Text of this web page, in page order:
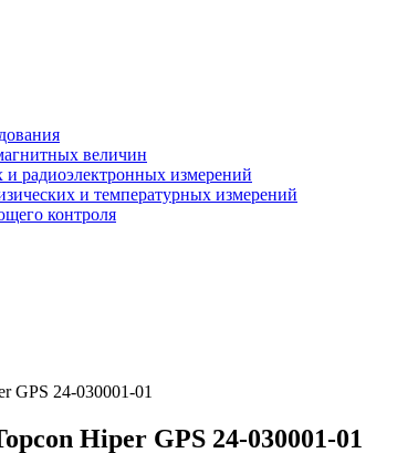
величин
и радиоэлектронных измерений
и температурных измерений
контроля
GPS 24-030001-01
Hiper GPS 24-030001-01